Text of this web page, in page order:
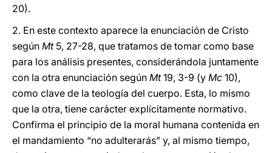
20).
2. En este contexto aparece la enunciación de Cristo
según Mt5, 27-28, que tratamos de tomar como base
para los análisis presentes, considerándola juntamente
con la otra enunciación según Mt19, 3-9 (y Mc 10),
como clave de la teología del cuerpo. Esta, lo mismo
que la otra, tiene carácter explícitamente normativo.
Confirma el principio de la moral humana contenida en
el mandamiento “no adulterarás” y, al mismo tiempo,